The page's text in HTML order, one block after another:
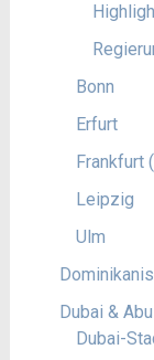
Bonn
Erfurt
Frankfurt
Leipzig
Ulm
Dubai &
Dubai-